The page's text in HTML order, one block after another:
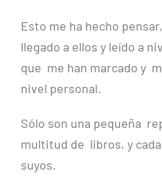
Esto me ha hecho
llegado a ellos y leído a
que me han marcado y
nivel personal.
Sólo son una pequeña
multitud de libros, y
suyos.